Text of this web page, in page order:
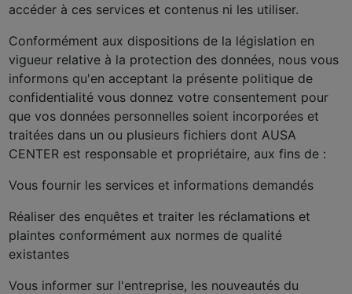
accéder à ces services et contenus ni les utiliser.
Conformément aux dispositions de la législation en
vigueur relative à la protection des données, nous vous
informons qu'en acceptant la présente politique de
confidentialité vous donnez votre consentement pour
que vos données personnelles soient incorporées et
traitées dans un ou plusieurs fichiers dont AUSA
CENTER est responsable et propriétaire, aux fins de :
Vous fournir les services et informations demandés
Réaliser des enquêtes et traiter les réclamations et
plaintes conformément aux normes de qualité
existantes
Vous informer sur l'entreprise, les nouveautés du